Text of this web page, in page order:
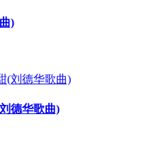
)
德华歌曲)